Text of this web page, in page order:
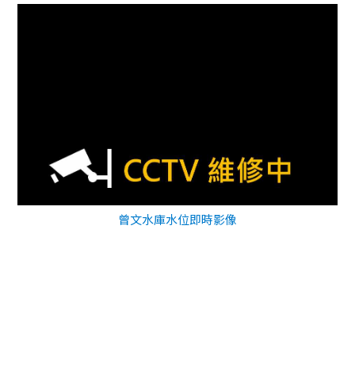
曾文水庫水位即時影像